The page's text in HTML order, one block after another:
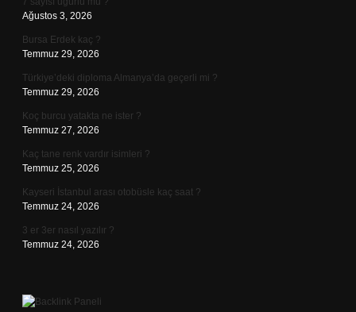
Ağustos 3, 2026
Bursa Erdek kaç ?
Temmuz 29, 2026
Türkiye’deki diploma Almanya’da geçerli mi ?
Temmuz 29, 2026
Koç burcu yatakta ne ister ?
Temmuz 27, 2026
Kaç tane renk vardır isimleri ?
Temmuz 25, 2026
Kayseri İstanbul arası otobüsle kaç saat ?
Temmuz 24, 2026
3 er 3er nasıl yazılır ?
Temmuz 24, 2026